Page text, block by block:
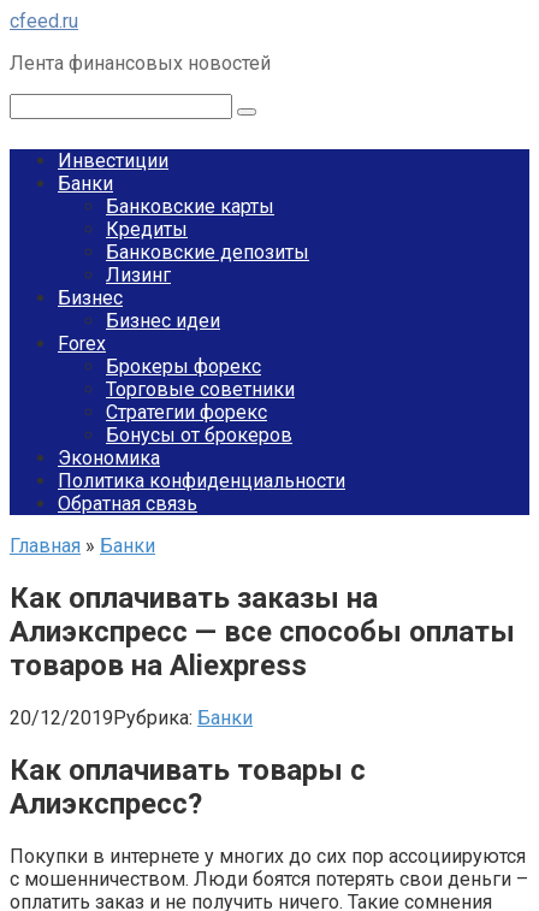
Перейти
контенту
cfeed.ru
Лента финансовых новостей
Инвестиции
Банки
Банковские карты
Кредиты
Банковские депозиты
Лизинг
Бизнес
Бизнес идеи
Forex
Брокеры форекс
Торговые советники
Стратегии форекс
Бонусы от брокеров
Экономика
Политика конфиденциальности
Обратная связь
Главная » Банки
Как оплачивать заказы на
Алиэкспресс — все способы оплаты
товаров на Aliexpress
20/12/2019Рубрика: Банки
Как оплачивать товары с
Алиэкспресс?
Покупки в интернете у многих до сих пор ассоциируются
с мошенничеством. Люди боятся потерять свои деньги –
оплатить заказ и не получить ничего. Такие сомнения